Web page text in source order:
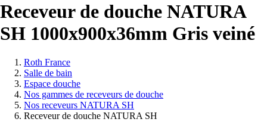
Receveur de douche NATURA
SH 1000x900x36mm Gris veiné
Vous
Roth France
Salle de bain
Espace douche
Nos gammes de receveurs de douche
Nos receveurs NATURA SH
Receveur de douche NATURA SH